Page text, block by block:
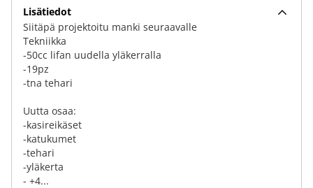
Lisätiedot
Siitäpä projektoitu manki seuraavalle
Tekniikka
-50cc lifan uudella yläkerralla
-19pz
-tna tehari
Uutta osaa:
-kasireikäset
-katukumet
-tehari
-yläkerta
- +4...